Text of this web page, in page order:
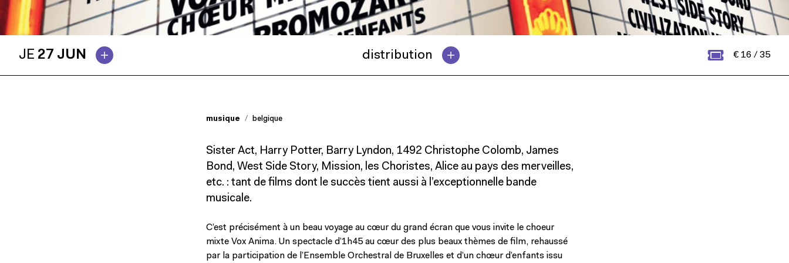
JE 27 JUN distribution € 16 / 35
musique belgique
Sister Act, Harry Potter, Barry Lyndon, 1492 Christophe Colomb, James
Bond, West Side Story, Mission, les Choristes, Alice au pays des merveilles,
etc. : tant de films dont le succès tient aussi à l’exceptionnelle bande
musicale.
C’est précisément à un beau voyage au cœur du grand écran que vous invite le choeur
mixte Vox Anima. Un spectacle d’1h45 au cœur des plus beaux thèmes de film, rehaussé
par la participation de l’Ensemble Orchestral de Bruxelles et d’un chœur d’enfants issu